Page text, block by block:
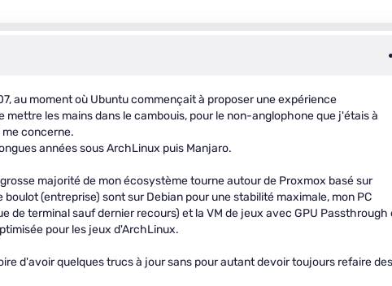
au moment où Ubuntu commençait à proposer une expérience
les mains dans le cambouis, pour le non-anglophone que j'étais à
me concerne.
années sous ArchLinux puis Manjaro.
majorité de mon écosystème tourne autour de Proxmox basé sur
(entreprise) sont sur Debian pour une stabilité maximale, mon PC
de terminal sauf dernier recours) et la VM de jeux avec GPU Passthrough
pour les jeux d'ArchLinux.
d'avoir quelques trucs à jour sans pour autant devoir toujours refaire des